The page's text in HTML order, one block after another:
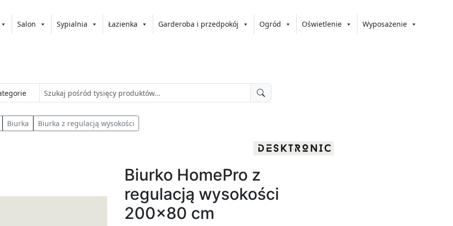
Salon Sypialnia Łazienka Garderoba i przedpokój Ogród Oświetlenie Wyposażenie
Biurka Biurka z regulacją wysokości
Biurko HomePro z
regulacją wysokości
200x80 cm